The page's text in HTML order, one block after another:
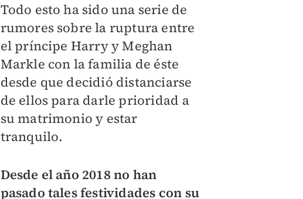
Todo esto ha sido una serie de
rumores sobre la ruptura entre
el príncipe Harry y Meghan
Markle con la familia de éste
desde que decidió distanciarse
de ellos para darle prioridad a
su matrimonio y estar
tranquilo.
Desde el año 2018 no han
pasado tales festividades con su